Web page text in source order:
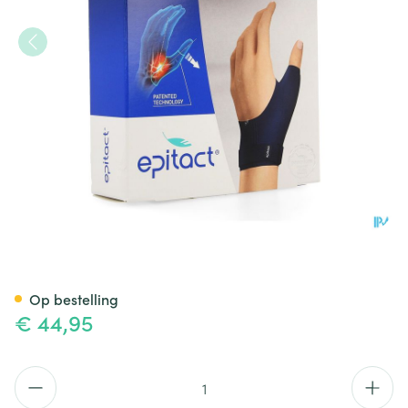
€ 44,95
Aantal
Op bestelling